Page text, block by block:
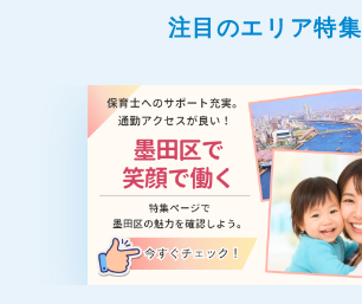
注目のエリア特集